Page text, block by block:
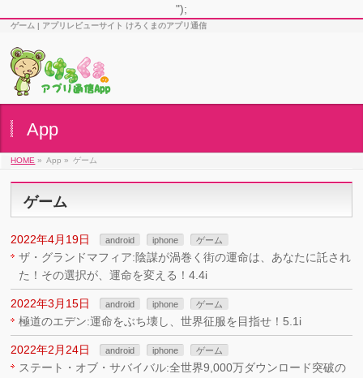
");
ゲーム | アプリレビューサイト けろくまのアプリ通信
App
HOME » App » ゲーム
ゲーム
2022年4月19日 android iphone ゲーム
ザ・グランドマフィア:陰謀が渦巻く街の運命は、あなたに託され
た！その選択が、運命を変える！4.4i
2022年3月15日 android iphone ゲーム
極道のエデン:運命をぶち壊し、世界征服を目指せ！5.1i
2022年2月24日 android iphone ゲーム
ステート・オブ・サバイバル:全世界9,000万ダウンロード突破の